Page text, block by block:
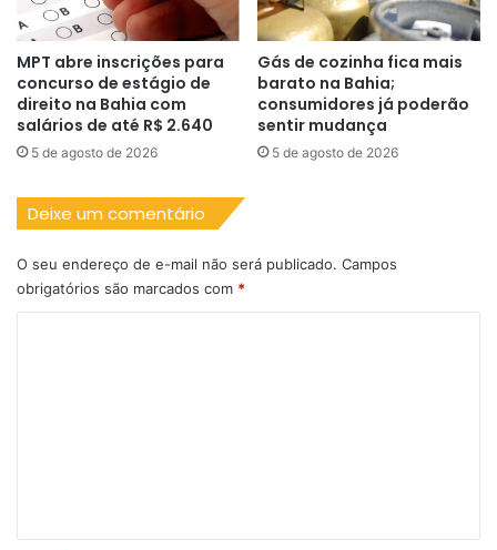
MPT abre inscrições para
concurso de estágio de
direito na Bahia com
salários de até R$ 2.640
5 de agosto de 2026
Gás de cozinha fica mais
barato na Bahia;
consumidores já poderão
sentir mudança
5 de agosto de 2026
Deixe um comentário
O seu endereço de e-mail não será publicado. Campos
obrigatórios são marcados com *